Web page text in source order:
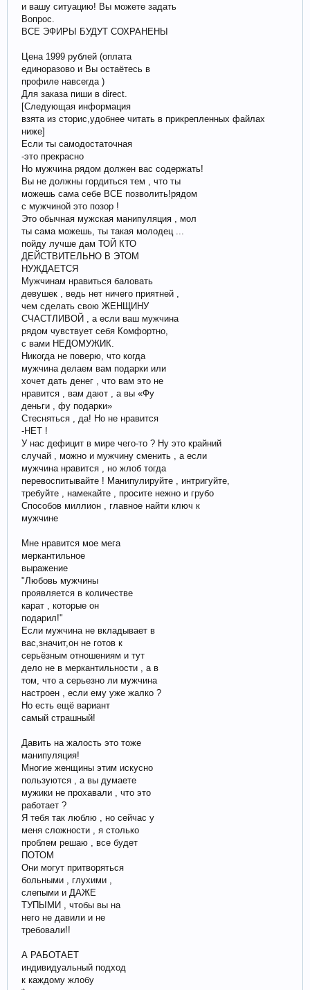
и вашу ситуацию! Вы можете задать
Вопрос.
ВСЕ ЭФИРЫ БУДУТ СОХРАНЕНЫ
Цена 1999 рублей (оплата
единоразово и Вы остаётесь в
профиле навсегда )
Для заказа пиши в direct.
[Следующая информация
взята из сторис,удобнее читать в прикрепленных файлах
ниже]
Если ты самодостаточная
-это прекрасно
Но мужчина рядом должен вас содержать!
Вы не должны гордиться тем , что ты
можешь сама себе ВСЕ позволить!рядом
с мужчиной это позор !
Это обычная мужская манипуляция , мол
ты сама можешь, ты такая молодец ...
пойду лучше дам ТОЙ КТО
ДЕЙСТВИТЕЛЬНО В ЭТОМ
НУЖДАЕТСЯ
Мужчинам нравиться баловать
девушек , ведь нет ничего приятней ,
чем сделать свою ЖЕНЩИНУ
СЧАСТЛИВОЙ , а если ваш мужчина
рядом чувствует себя Комфортно,
с вами НЕДОМУЖИК.
Никогда не поверю, что когда
мужчина делаем вам подарки или
хочет дать денег , что вам это не
нравится , вам дают , а вы «Фу
деньги , фу подарки»
Стесняться , да! Но не нравится
-НЕТ !
У нас дефицит в мире чего-то ? Ну это крайний
случай , можно и мужчину сменить , а если
мужчина нравится , но жлоб тогда
перевоспитывайте ! Манипулируйте , интригуйте,
требуйте , намекайте , просите нежно и грубо
Способов миллион , главное найти ключ к
мужчине
Мне нравится мое мега
меркантильное
выражение
"Любовь мужчины
проявляется в количестве
карат , которые он
подарил!"
Если мужчина не вкладывает в
вас,значит,он не готов к
серьёзным отношениям и тут
дело не в меркантильности , а в
том, что а серьезно ли мужчина
настроен , если ему уже жалко ?
Но есть ещё вариант
самый страшный!
Давить на жалость это тоже
манипуляция!
Многие женщины этим искусно
пользуются , а вы думаете
мужики не прохавали , что это
работает ?
Я тебя так люблю , но сейчас у
меня сложности , я столько
проблем решаю , все будет
ПОТОМ
Они могут притворяться
больными , глухими ,
слепыми и ДАЖЕ
ТУПЫМИ , чтобы вы на
него не давили и не
требовали!!
А РАБОТАЕТ
индивидуальный подход
к каждому жлобу